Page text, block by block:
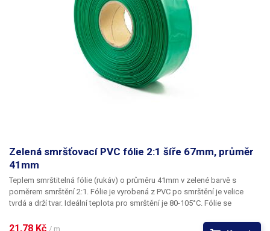
Zelená smršťovací PVC fólie 2:1 šíře 67mm, průměr
41mm
Teplem smrštitelná fólie (rukáv) o průměru 41mm v zelené barvě s
poměrem smrštění 2:1. Fólie je vyrobená z PVC po smrštění je velice
tvrdá a drží tvar. Ideální teplota pro smrštění je 80-105°C. Fólie se
průměr. Tím jsou předměty uvnitř folie účinně elektricky izolovány od
21,78 Kč / m